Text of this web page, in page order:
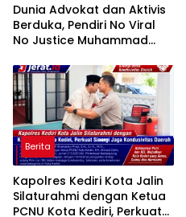
Dunia Advokat dan Aktivis
Berduka, Pendiri No Viral
No Justice Muhammad
Berita
Kapolres Kediri Kota Jalin
Silaturahmi dengan Ketua
PCNU Kota Kediri, Perkuat